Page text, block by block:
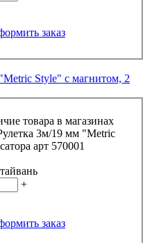
заказ
Style" с магнитом, 2
товара в магазинах
3м/19 мм "Metric
Style" с магнитом, 2 фиксатора арт 570001
тайвань
+
заказ